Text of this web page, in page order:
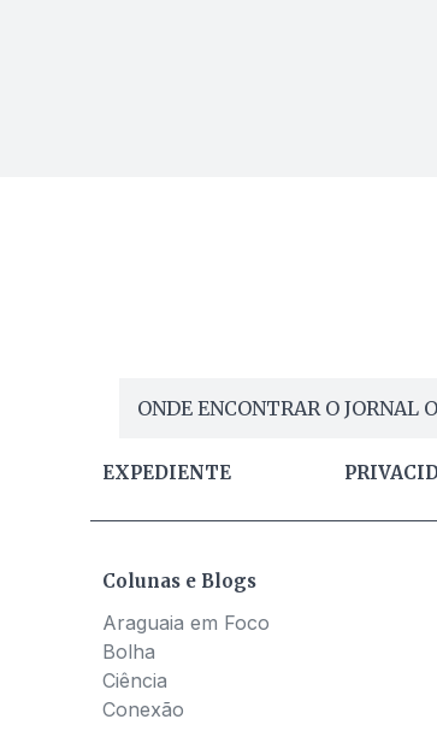
ONDE ENCONTRAR O JORNAL
EXPEDIENTE
Colunas e Blogs
Araguaia em Foco
Bolha
Ciência
Conexão